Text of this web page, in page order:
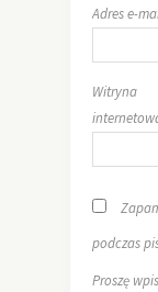
Adres e-
Witryna
podczas
Proszę